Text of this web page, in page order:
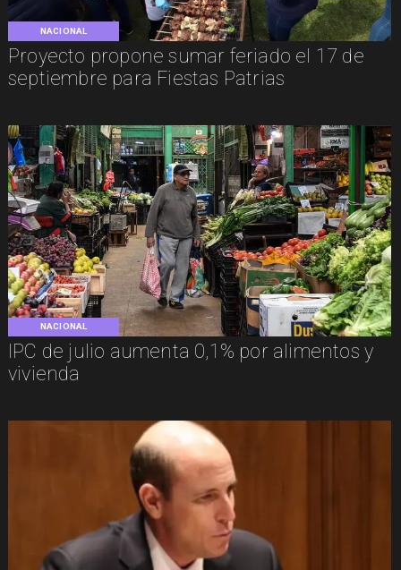
NACIONAL
Proyecto propone sumar feriado el 17 de
septiembre para Fiestas Patrias
NACIONAL
IPC de julio aumenta 0,1% por alimentos y
vivienda